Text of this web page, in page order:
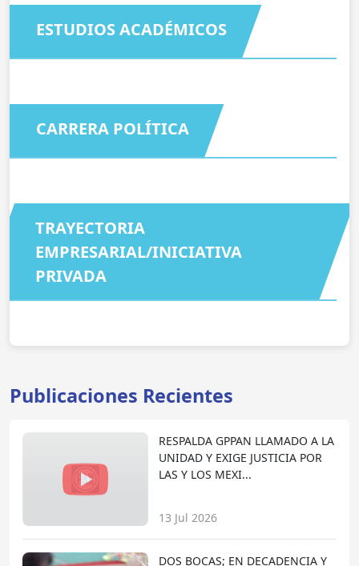
ESTUDIOS ACADÉMICOS
CARRERA POLÍTICA
TRAYECTORIA
EMPRESARIAL/INICIATIVA
PRIVADA
Publicaciones Recientes
RESPALDA GPPAN LLAMADO A LA
UNIDAD Y EXIGE JUSTICIA POR
LAS Y LOS MEXI...
13 Jul 2026
DOS BOCAS; EN DECADENCIA Y